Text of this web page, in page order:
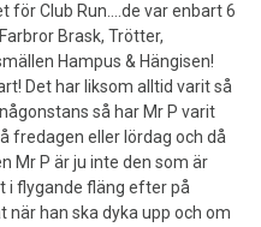
för Club Run….de var enbart 6
Brask, Trötter,
Hampus & Hängisen!
Det har liksom alltid varit så
så har Mr P varit
fredagen eller lördag och då
Mr P är ju inte den som är
i flygande fläng efter på
när han ska dyka upp och om